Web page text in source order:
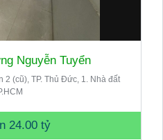
Nguyễn Tuyển
2 (cũ), TP. Thủ Đức, 1. Nhà đất
24.00 tỷ